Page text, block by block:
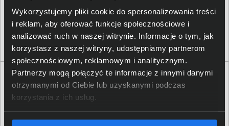
Wykorzystujemy pliki cookie do spersonalizowania treści
i reklam, aby oferować funkcje społecznościowe i
analizować ruch w naszej witrynie. Informacje o tym, jak
korzystasz z naszej witryny, udostępniamy partnerom
społecznościowym, reklamowym i analitycznym.
Partnerzy mogą połączyć te informacje z innymi danymi
otrzymanymi od Ciebie lub uzyskanymi podczas
korzystania z ich usług.
Specyfikacja techniczna Dell EC27250
EC27250_RPLU-R_010
Produkt